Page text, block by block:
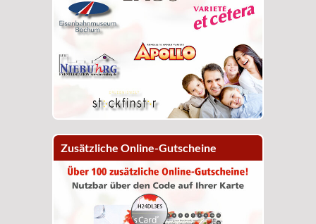
Zusätzliche Online-Gutscheine